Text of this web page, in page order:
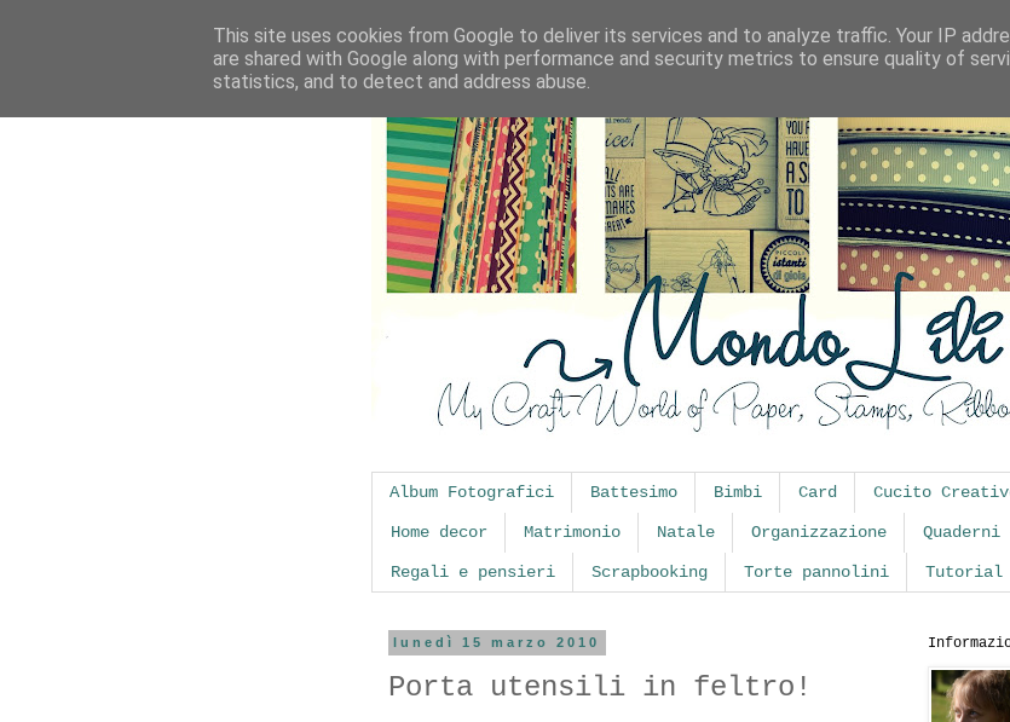
Album Fotografici Battesimo Bimbi Card Cucito
Home decor Matrimonio Natale Organizzazione Quaderni
Regali e pensieri Scrapbooking Torte pannolini Tutorial
lunedì 15 marzo 2010
Porta utensili in feltro!
This site uses cookies from Google to deliver its services and to analyze traffic. Your IP
are shared with Google along with performance and security metrics to ensure quality of
statistics, and to detect and address abuse.